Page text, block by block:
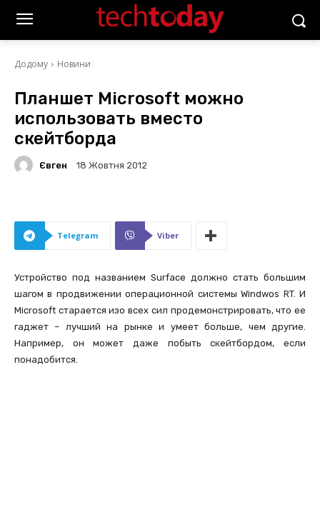
Додому Новини
Планшет Microsoft можно
использовать вместо
скейтборда
Євген 18 Жовтня 2012
Telegram Viber
Устройство под названием Surface должно стать большим
шагом в продвижении операционной системы Windwos RT. И
Microsoft старается изо всех сил продемонстрировать, что ее
гаджет – лучший на рынке и умеет больше, чем другие.
Например, он может даже побыть скейтбордом, если
понадобится.